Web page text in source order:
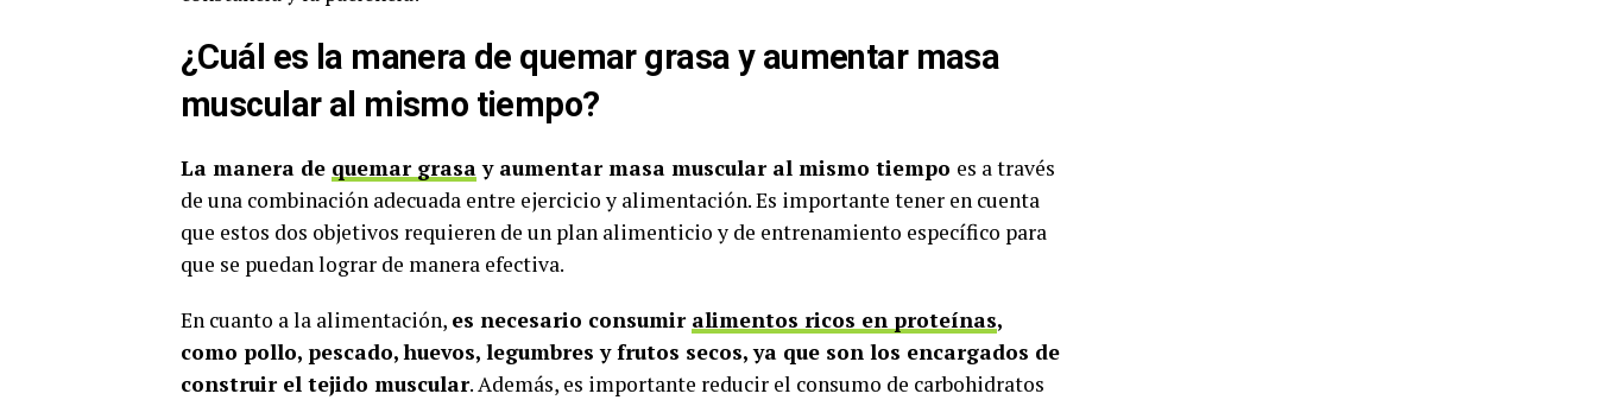
¿Cuál es la manera de quemar grasa y aumentar masa
muscular al mismo tiempo?
La manera de quemar grasay aumentar masa muscular al mismo tiempo es a través
de una combinación adecuada entre ejercicio y alimentación. Es importante tener en cuenta
que estos dos objetivos requieren de un plan alimenticio y de entrenamiento específico para
que se puedan lograr de manera efectiva.
En cuanto a la alimentación, es necesario consumir alimentos ricos en proteínas,
como pollo, pescado, huevos, legumbres y frutos secos, ya que son los encargados de
construir el tejido muscular. Además, es importante reducir el consumo de carbohidratos